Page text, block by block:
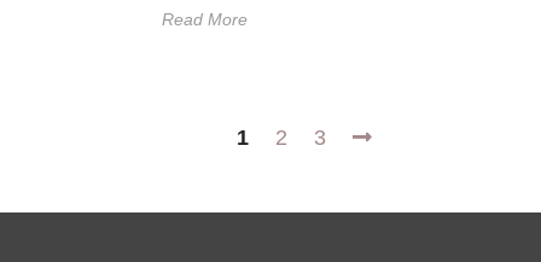
Read More
1 2 3 Next